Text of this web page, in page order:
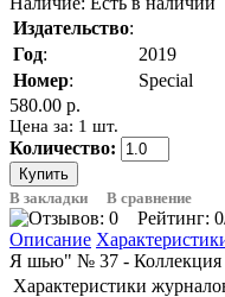
Издательство:
Год:
2019
Номер:
Special
580.00 р.
Цена за: 1 шт.
Количество:
В закладки В сравнение
Рейтинг: 0
Описание
Я шью" № 37 - Коллекция
Характеристики